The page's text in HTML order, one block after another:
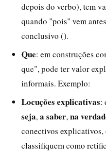
depois do verbo), tem
quando "pois" vem
conclusivo ().
Que: em construções
que", pode ter valor
informais. Exemplo:
Locuções explicativas:
seja, a saber, na
conectivos explicativos,
classifiquem como